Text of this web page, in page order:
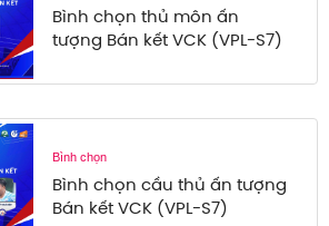
Bình chọn thủ môn ấn
tượng Bán kết VCK (VPL-S7)
Bình chọn
Bình chọn cầu thủ ấn tượng
Bán kết VCK (VPL-S7)